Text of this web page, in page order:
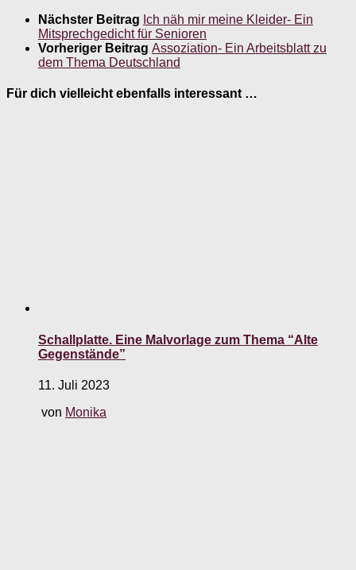
Nächster Beitrag Ich näh mir meine Kleider- Ein
Mitsprechgedicht für Senioren
Vorheriger Beitrag Assoziation- Ein Arbeitsblatt zu
dem Thema Deutschland
Für dich vielleicht ebenfalls interessant …
Schallplatte. Eine Malvorlage zum Thema “Alte
Gegenstände”
11. Juli 2023
von Monika